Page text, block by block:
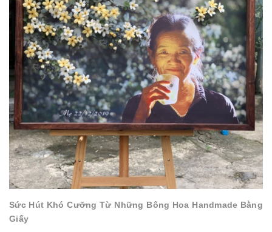
Sức Hút Khó Cưỡng Từ Những Bông Hoa Handmade Bằng
Giấy